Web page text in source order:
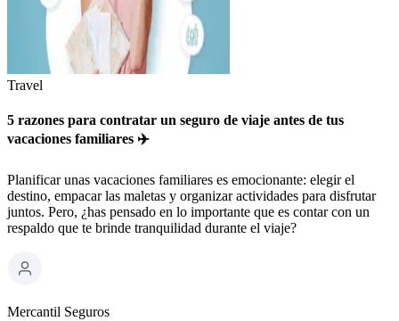
Travel
5 razones para contratar un seguro de viaje antes de tus
vacaciones familiares ✈️
Planificar unas vacaciones familiares es emocionante: elegir el
destino, empacar las maletas y organizar actividades para disfrutar
juntos. Pero, ¿has pensado en lo importante que es contar con un
respaldo que te brinde tranquilidad durante el viaje?
Mercantil Seguros